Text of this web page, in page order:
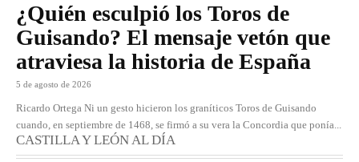
¿Quién esculpió los Toros de
Guisando? El mensaje vetón que
atraviesa la historia de España
5 de agosto de 2026
Ricardo Ortega Ni un gesto hicieron los graníticos Toros de Guisando
cuando, en septiembre de 1468, se firmó a su vera la Concordia que ponía...
CASTILLA Y LEÓN AL DÍA